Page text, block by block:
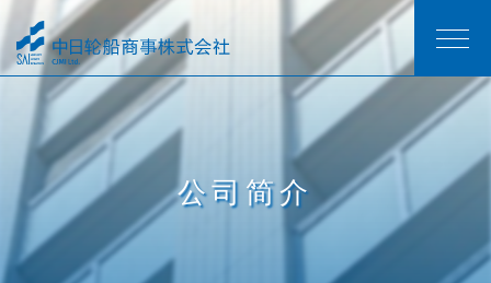
公司简介